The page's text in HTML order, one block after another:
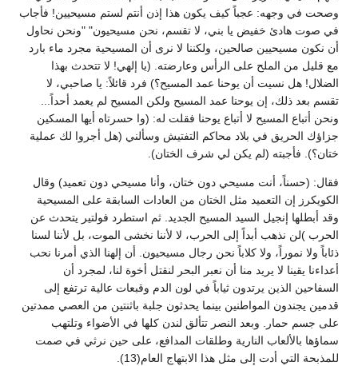
وصحت في وجهه: عجباً كيف يكون هذا إذن أنتم لستم مسيحيين! فأجاب
في صوت هادئ خفيض يا بني، لا تقسم، نحن مسيحيون" "ونحن نحاول
أن نكون مسيحيين صالحين، ولكننا لا نرى أن المسيحية مجرد ماء بارد
مع قليل من الملح على الرأس وعارضته. (يا إلهي! لا تتحدث بهذا
الضلال! هل نسيت أن يوحنا عمد المسيح؟) فرد قائلاً: يا صاحبي، لا
تقسم بعد ذلك، إن يوحنا عمد المسيح ولكن المسيح لم يعمد أحداً...
ونحن أتباع المسيح لا أتباع يوحنا فقلت له: (وا حسرتاه أيها المسكين
جزاؤك الحريق في بلاد محاكم التفتيش وسألني (هل أجروا لك عملية
ختان؟). فأجبته (لم يكن لي شرف الختان).
فقال: (حسناً، أنت مسيحي دون ختان، وأنا مسيحي دون تعميد) وقال
الكويكرز إن التعميد مثل الختان من العادات السابقة على المسيحية
وقد أبطلها إنجيل السيد المسيح الجديد. ثم استطرد فولتير يتحدث عن
الحرب )لن نذهب أبداً إلى الحرب، لا لأننا نخشى الموت، بل لأننا لسنا
ذئاباً ولا نموراً، ولا كلاباً نحن رجال مسيحيون. أن إلهنا الذي أمرنا نحب
أعداءنا يقينا لا يريد منا أن نعبر البحر لنقتل أخوة لنا، لمجرد أن
السفاحين الذين يرتدون ثياباً في لون الدم وقبعات عالية ترتفع إلى
قدمين يجندون المواطنين بينما يحدثون جلبة باثنتين من العصي ممدتين
على جسم حمار. وبعد النصر تتألق لندن كلها في الأضواء وتلتهب
سماؤها بالألعاب النارية وطلقات المدافع، على حين نرثي في صمت
للمذبحة التي أدت إلى مثل هذا الابتهاج العام(13).